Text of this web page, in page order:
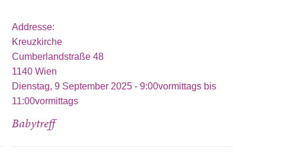
Addresse:
Kreuzkirche
Cumberlandstraße 48
1140 Wien
Dienstag, 9 September 2025 -9:00vormittags bis
11:00vormittags
Babytreff